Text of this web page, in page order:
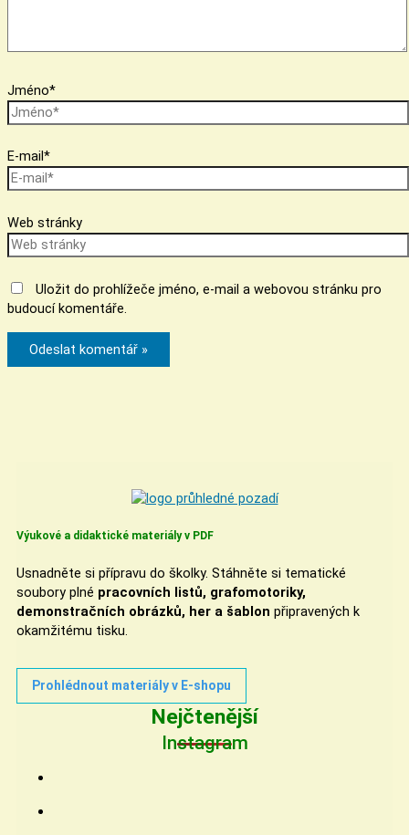
Jméno*
E-mail*
Web stránky
Uložit do prohlížeče jméno, e-mail a webovou stránku pro
budoucí komentáře.
Výukové a didaktické materiály v PDF
Usnadněte si přípravu do školky. Stáhněte si tematické
soubory plné pracovních listů, grafomotoriky,
demonstračních obrázků, her a šablon připravených k
okamžitému tisku.
Prohlédnout materiály v E-shopu
Nejčtenější
Instagram